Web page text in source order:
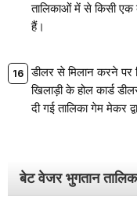
तालिकाओं में से किसी
हैं।
डीलर से मिलान करने पर
खिलाड़ी के होल कार्ड
दी गई तालिका गेम मेकर
बेट वेजर भुगतान